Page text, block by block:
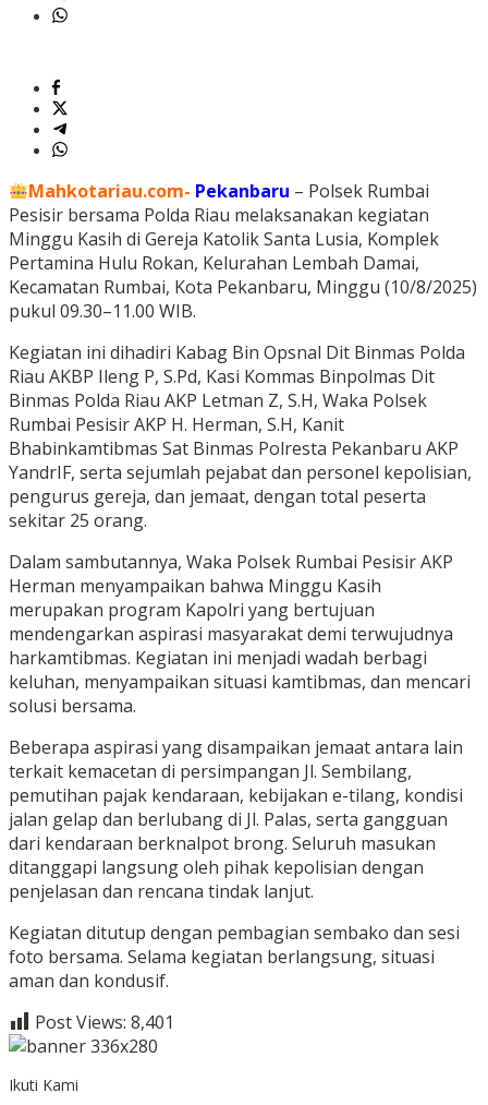
Mahkotariau.com- Pekanbaru – Polsek Rumbai
Pesisir bersama Polda Riau melaksanakan kegiatan
Minggu Kasih di Gereja Katolik Santa Lusia, Komplek
Pertamina Hulu Rokan, Kelurahan Lembah Damai,
Kecamatan Rumbai, Kota Pekanbaru, Minggu (10/8/2025)
pukul 09.30–11.00 WIB.
Kegiatan ini dihadiri Kabag Bin Opsnal Dit Binmas Polda
Riau AKBP Ileng P, S.Pd, Kasi Kommas Binpolmas Dit
Binmas Polda Riau AKP Letman Z, S.H, Waka Polsek
Rumbai Pesisir AKP H. Herman, S.H, Kanit
Bhabinkamtibmas Sat Binmas Polresta Pekanbaru AKP
YandrIF, serta sejumlah pejabat dan personel kepolisian,
pengurus gereja, dan jemaat, dengan total peserta
sekitar 25 orang.
Dalam sambutannya, Waka Polsek Rumbai Pesisir AKP
Herman menyampaikan bahwa Minggu Kasih
merupakan program Kapolri yang bertujuan
mendengarkan aspirasi masyarakat demi terwujudnya
harkamtibmas. Kegiatan ini menjadi wadah berbagi
keluhan, menyampaikan situasi kamtibmas, dan mencari
solusi bersama.
Beberapa aspirasi yang disampaikan jemaat antara lain
terkait kemacetan di persimpangan Jl. Sembilang,
pemutihan pajak kendaraan, kebijakan e-tilang, kondisi
jalan gelap dan berlubang di Jl. Palas, serta gangguan
dari kendaraan berknalpot brong. Seluruh masukan
ditanggapi langsung oleh pihak kepolisian dengan
penjelasan dan rencana tindak lanjut.
Kegiatan ditutup dengan pembagian sembako dan sesi
foto bersama. Selama kegiatan berlangsung, situasi
aman dan kondusif.
Post Views: 8,401
Ikuti Kami